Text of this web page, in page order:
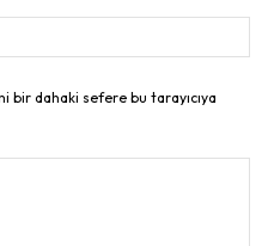
bir dahaki sefere bu tarayıcıya